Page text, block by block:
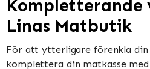
Kompletterande
Linas Matbutik
För att ytterligare förenkla din
komplettera din matkasse